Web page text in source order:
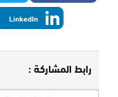
LinkedIn
رابط المشاركة :